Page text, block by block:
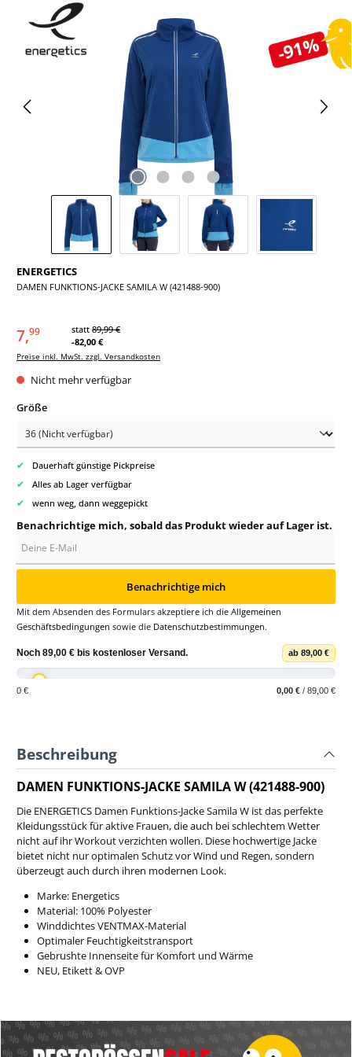
-91%
Bildergalerie überspringen
ENERGETICS
DAMEN FUNKTIONS-JACKE SAMILA W (421488-900)
7,99 statt 89,99 €
-82,00 €
Preise inkl. MwSt. zzgl. Versandkosten
Nicht mehr verfügbar
Größeauswählen
✔ Dauerhaft günstige Pickpreise
✔ Alles ab Lager verfügbar
✔ wenn weg, dann weggepickt
Benachrichtige mich, sobald das Produkt wieder auf Lager ist.
Benachrichtige mich
Mit dem Absenden des Formulars akzeptiere ich die Allgemeinen
Geschäftsbedingungen sowie die Datenschutzbestimmungen.
Noch 89,00 € bis kostenloser Versand. ab 89,00 €
0 € 0,00 € / 89,00 €
Beschreibung
DAMEN FUNKTIONS-JACKE SAMILA W (421488-900)
Die ENERGETICS Damen Funktions-Jacke Samila W ist das perfekte
Kleidungsstück für aktive Frauen, die auch bei schlechtem Wetter
nicht auf ihr Workout verzichten wollen. Diese hochwertige Jacke
bietet nicht nur optimalen Schutz vor Wind und Regen, sondern
überzeugt auch durch ihren modernen Look.
Marke: Energetics
Material: 100% Polyester
Winddichtes VENTMAX-Material
Optimaler Feuchtigkeitstransport
Gebrushte Innenseite für Komfort und Wärme
NEU, Etikett & OVP